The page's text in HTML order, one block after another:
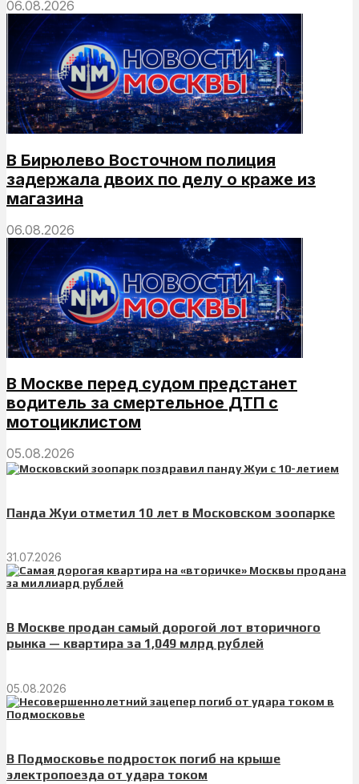
06.08.2026
В Бирюлево Восточном полиция
задержала двоих по делу о краже из
магазина
06.08.2026
В Москве перед судом предстанет
водитель за смертельное ДТП с
мотоциклистом
05.08.2026
Панда Жуи отметил 10 лет в Московском зоопарке
31.07.2026
В Москве продан самый дорогой лот вторичного
рынка — квартира за 1,049 млрд рублей
05.08.2026
В Подмосковье подросток погиб на крыше
электропоезда от удара током